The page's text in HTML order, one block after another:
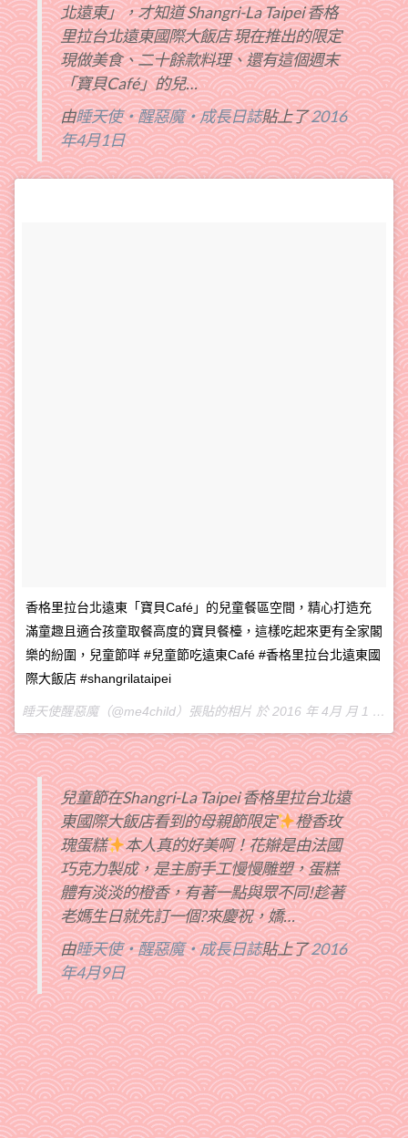
北遠東」，才知道 Shangri-La Taipei 香格
里拉台北遠東國際大飯店 現在推出的限定
現做美食、二十餘款料理、還有這個週末
「寶貝Café」的兒…
由睡天使‧醒惡魔‧成長日誌貼上了2016
年4月1日
香格里拉台北遠東「寶貝Café」的兒童餐區空間，精心打造充
滿童趣且適合孩童取餐高度的寶貝餐檯，這樣吃起來更有全家閣
樂的紛圍，兒童節咩 #兒童節吃遠東Café #香格里拉台北遠東國
際大飯店 #shangrilataipei
睡天使醒惡魔（@me4child）張貼的相片 於 2016 年 4月 月 1 10:47下午 PDT 張貼
兒童節在Shangri-La Taipei 香格里拉台北遠
東國際大飯店看到的母親節限定
橙香玫
瑰蛋糕
本人真的好美啊！花辮是由法國
巧克力製成，是主廚手工慢慢雕塑，蛋糕
體有淡淡的橙香，有著一點與眾不同!趁著
老媽生日就先訂一個?來慶祝，嬌…
由睡天使‧醒惡魔‧成長日誌貼上了2016
年4月9日